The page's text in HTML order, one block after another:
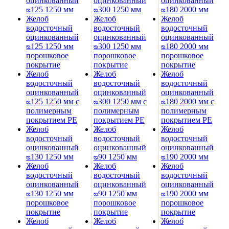
ᴓ125 1250 мм
Желоб
водосточный
оцинкованный
ᴓ125 1250 мм
порошковое
покрытие
Желоб
водосточный
оцинкованный
ᴓ125 1250 мм с
полимерным
покрытием PE
Желоб
водосточный
оцинкованный
ᴓ130 1250 мм
Желоб
водосточный
оцинкованный
ᴓ130 1250 мм
порошковое
покрытие
Желоб
ᴓ300 1250 мм
Желоб
водосточный
оцинкованный
ᴓ300 1250 мм
порошковое
покрытие
Желоб
водосточный
оцинкованный
ᴓ300 1250 мм с
полимерным
покрытием PE
Желоб
водосточный
оцинкованный
ᴓ90 1250 мм
Желоб
водосточный
оцинкованный
ᴓ90 1250 мм
порошковое
покрытие
Желоб
ᴓ180 2000 мм
Желоб
водосточный
оцинкованный
ᴓ180 2000 мм
порошковое
покрытие
Желоб
водосточный
оцинкованный
ᴓ180 2000 мм с
полимерным
покрытием PE
Желоб
водосточный
оцинкованный
ᴓ190 2000 мм
Желоб
водосточный
оцинкованный
ᴓ190 2000 мм
порошковое
покрытие
Желоб